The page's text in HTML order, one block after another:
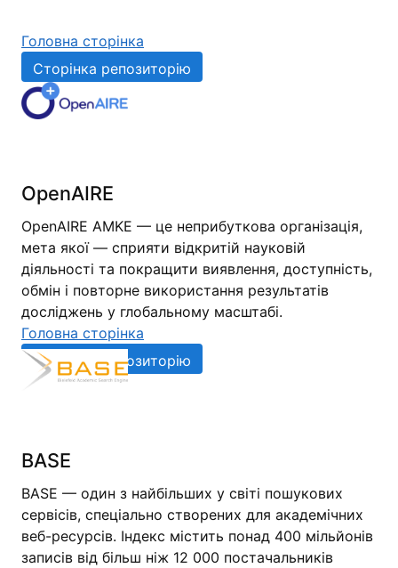
Головна сторінка
Сторінка репозиторію
OpenAIRE
OpenAIRE AMKE — це неприбуткова організація,
мета якої — сприяти відкритій науковій
діяльності та покращити виявлення, доступність,
обмін і повторне використання результатів
досліджень у глобальному масштабі.
Головна сторінка
Сторінка репозиторію
BASE
BASE — один з найбільших у світі пошукових
сервісів, спеціально створених для академічних
веб-ресурсів. Індекс містить понад 400 мільйонів
записів від більш ніж 12 000 постачальників